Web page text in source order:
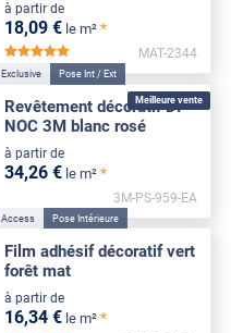
à partir de
18,09 € le m² *
MAT-2344
Meilleure vente
Exclusive Pose Int / Ext
Revêtement décoratif DI-
NOC 3M blanc rosé
à partir de
34,26 € le m² *
3M-PS-959-EA
Access Pose Intérieure
Film adhésif décoratif vert
forêt mat
à partir de
16,34 € le m² *